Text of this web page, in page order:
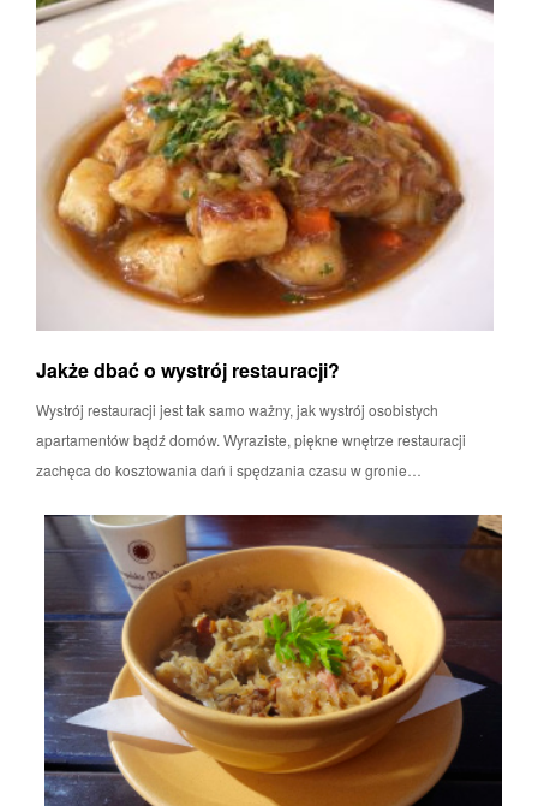
Jakże dbać o wystrój restauracji?
Wystrój restauracji jest tak samo ważny, jak wystrój osobistych
apartamentów bądź domów. Wyraziste, piękne wnętrze restauracji
zachęca do kosztowania dań i spędzania czasu w gronie…